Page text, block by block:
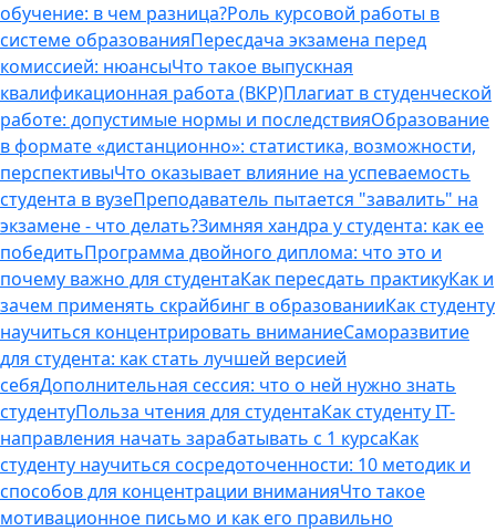
обучение: в чем разница?Роль курсовой работы в
системе образованияПересдача экзамена перед
комиссией: нюансыЧто такое выпускная
квалификационная работа (ВКР)Плагиат в студенческой
работе: допустимые нормы и последствияОбразование
в формате «дистанционно»: статистика, возможности,
перспективыЧто оказывает влияние на успеваемость
студента в вузеПреподаватель пытается "завалить" на
экзамене - что делать?Зимняя хандра у студента: как ее
победитьПрограмма двойного диплома: что это и
почему важно для студентаКак пересдать практикуКак и
зачем применять скрайбинг в образованииКак студенту
научиться концентрировать вниманиеСаморазвитие
для студента: как стать лучшей версией
себяДополнительная сессия: что о ней нужно знать
студентуПольза чтения для студентаКак студенту IT-
направления начать зарабатывать с 1 курсаКак
студенту научиться сосредоточенности: 10 методик и
способов для концентрации вниманияЧто такое
мотивационное письмо и как его правильно